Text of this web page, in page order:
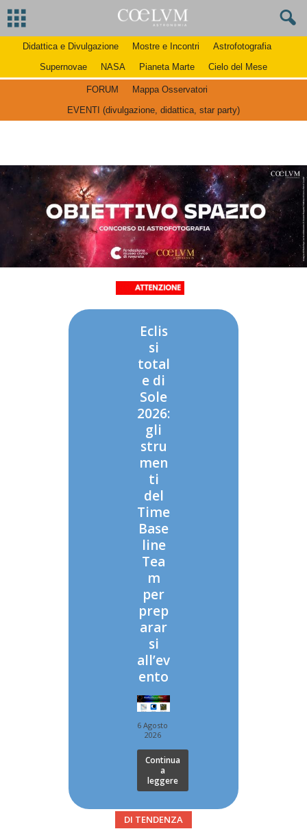
Didattica e Divulgazione Mostre e Incontri
Astrofotografia
Supernovae
NASA Pianeta Marte Cielo del Mese
FORUM
Mappa Osservatori
EVENTI (divulgazione, didattica, star party)
Eclis
si
total
e di
Sole
2026:
gli
stru
men
ti
del
Time
Base
line
Tea
m
per
prep
arar
si
all’ev
ento
6 Agosto
2026
Continua
a
leggere
DI TENDENZA